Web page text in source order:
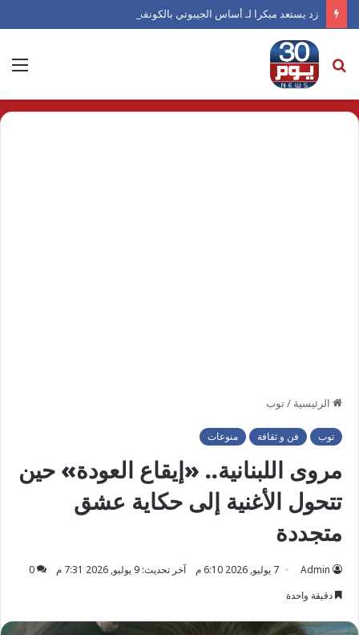
زد يستعد مبكرا لـ أساس الجيبوتي بالكونفدرالية
بحث
عن
الرئيسية /توب
توب فن و ثقافة منوعات
مروى اللبنانية.. «إيقاع العودة» حين
تتحول الأغنية إلى حكاية عشق
متجددة
Admin 7 يوليو, 2026 6:10 م آخر تحديث: 9 يوليو, 2026 7:31 م
0
دقيقة واحدة